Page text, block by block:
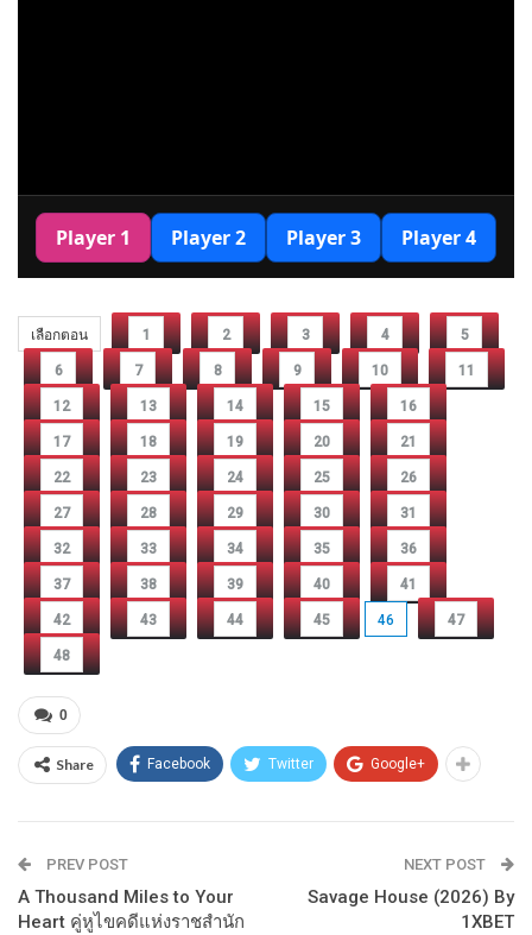
เลือกตอน 1 2 3 4 5
6 7 8 9 10 11
12 13 14 15 16
17 18 19 20 21
22 23 24 25 26
27 28 29 30 31
32 33 34 35 36
37 38 39 40 41
42 43 44 45 46 47
48
0
Share Facebook Twitter Google+
PREV POST
A Thousand Miles to Your
Heart คู่หูไขคดีแห่งราชสำนัก
NEXT POST
Savage House (2026) By
1XBET